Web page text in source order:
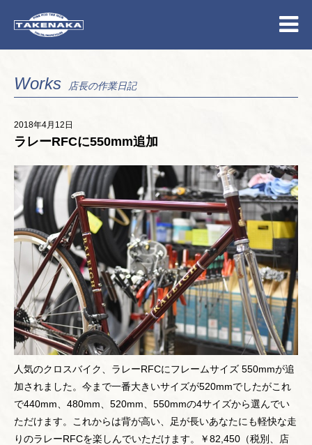
Works 店長の作業日記
2018年4月12日
ラレーRFCに550mm追加
人気のクロスバイク、ラレーRFCにフレームサイズ 550mmが追
加されました。今まで一番大きいサイズが520mmでしたがこれ
で440mm、480mm、520mm、550mmの4サイズから選んでい
ただけます。これからは背が高い、足が長いあなたにも軽快な走
りのラレーRFCを楽しんでいただけます。￥82,450（税別、店